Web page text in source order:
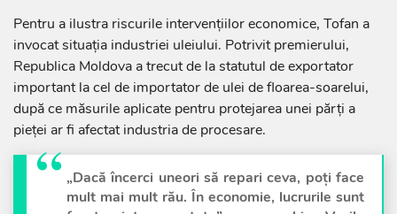
Pentru a ilustra riscurile intervențiilor economice, Tofan a
invocat situația industriei uleiului. Potrivit premierului,
Republica Moldova a trecut de la statutul de exportator
important la cel de importator de ulei de floarea-soarelui,
după ce măsurile aplicate pentru protejarea unei părți a
pieței ar fi afectat industria de procesare.
„Dacă încerci uneori să repari ceva, poți face
mult mai mult rău. În economie, lucrurile sunt